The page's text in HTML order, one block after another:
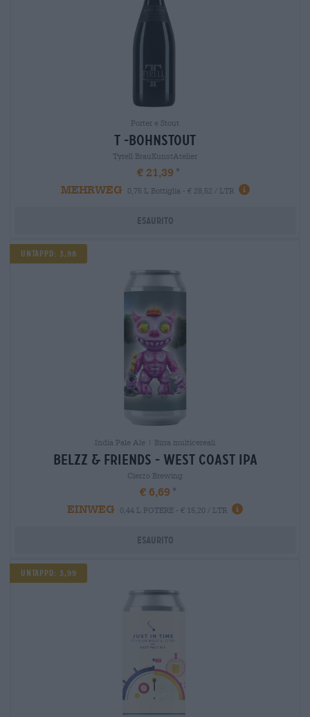
Porter e Stout
t -bohnstout
Tyrell BrauKunstAtelier
€ 21,39
MEHRWEG
0,75 L Bottiglia - € 28,52 / LTR
Esaurito
UNTAPPD: 3,98
India Pale Ale | Birra multicereali
belzz & friends - west coast ipa
Cierzo Brewing
€ 6,69
EINWEG
0,44 L POTERE - € 15,20 / LTR
Esaurito
UNTAPPD: 3,99